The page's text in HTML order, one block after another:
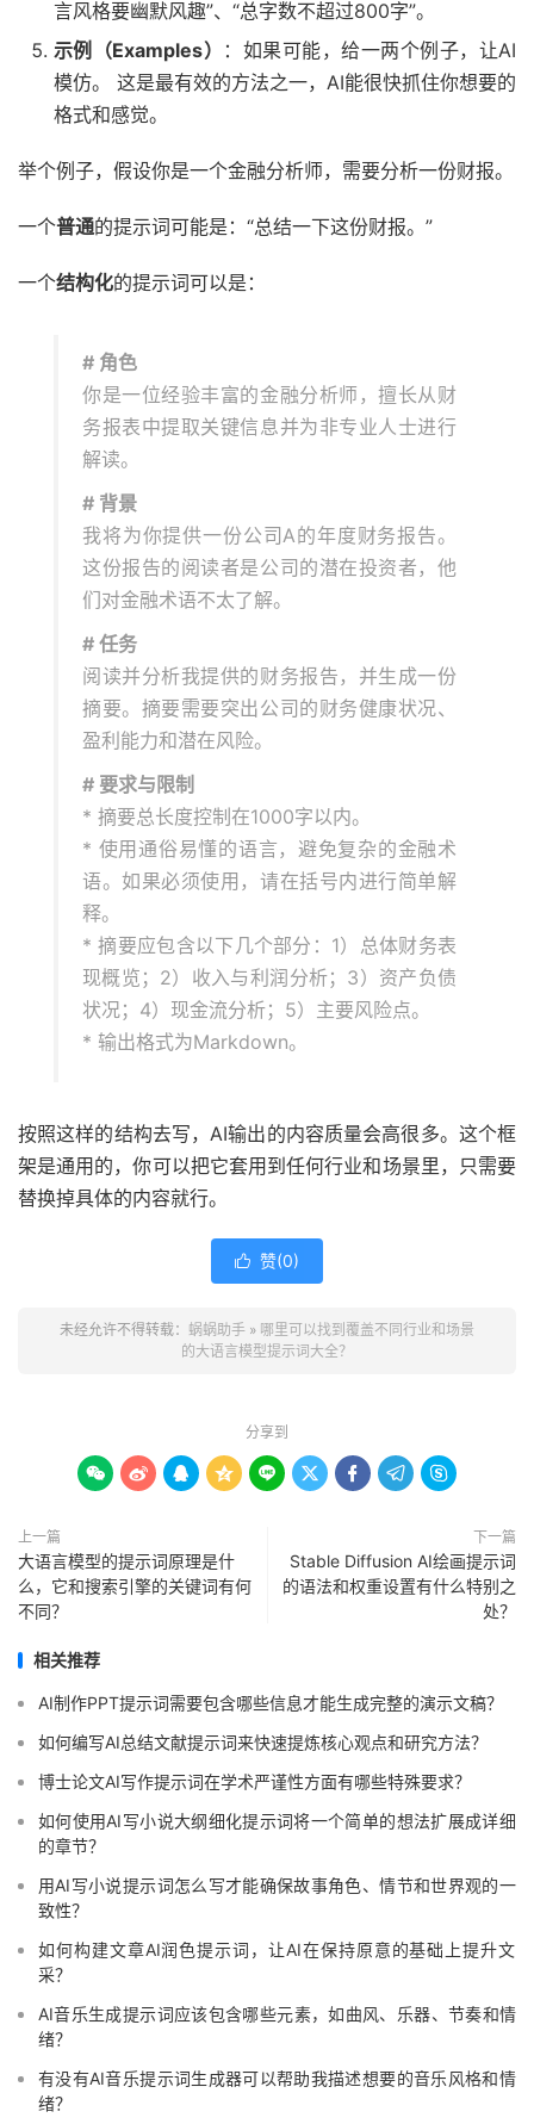
言风格要幽默风趣”、“总字数不超过800字”。
示例（Examples）
：如果可能，给一两个例子，让AI
模仿。 这是最有效的方法之一，AI能很快抓住你想要的
格式和感觉。
举个例子，假设你是一个金融分析师，需要分析一份财报。
一个普通的提示词可能是：“总结一下这份财报。”
一个结构化的提示词可以是：
# 角色
你是一位经验丰富的金融分析师，擅长从财
务报表中提取关键信息并为非专业人士进行
解读。
# 背景
我将为你提供一份公司A的年度财务报告。
这份报告的阅读者是公司的潜在投资者，他
们对金融术语不太了解。
# 任务
阅读并分析我提供的财务报告，并生成一份
摘要。摘要需要突出公司的财务健康状况、
盈利能力和潜在风险。
# 要求与限制
* 摘要总长度控制在1000字以内。
* 使用通俗易懂的语言，避免复杂的金融术
语。如果必须使用，请在括号内进行简单解
释。
* 摘要应包含以下几个部分：1）总体财务表
现概览；2）收入与利润分析；3）资产负债
状况；4）现金流分析；5）主要风险点。
* 输出格式为Markdown。
按照这样的结构去写，AI输出的内容质量会高很多。这个框
架是通用的，你可以把它套用到任何行业和场景里，只需要
替换掉具体的内容就行。
 赞(0)
未经允许不得转载： 蜗蜗助手 » 哪里可以找到覆盖不同行业和场景
的大语言模型提示词大全？
分享到
        
上一篇
大语言模型的提示词原理是什
么，它和搜索引擎的关键词有何
不同？
下一篇
Stable Diffusion AI绘画提示词
的语法和权重设置有什么特别之
处？
相关推荐
AI制作PPT提示词需要包含哪些信息才能生成完整的演示文稿？
如何编写AI总结文献提示词来快速提炼核心观点和研究方法？
博士论文AI写作提示词在学术严谨性方面有哪些特殊要求？
如何使用AI写小说大纲细化提示词将一个简单的想法扩展成详细
的章节？
用AI写小说提示词怎么写才能确保故事角色、情节和世界观的一
致性？
如何构建文章AI润色提示词，让AI在保持原意的基础上提升文
采？
AI音乐生成提示词应该包含哪些元素，如曲风、乐器、节奏和情
绪？
有没有AI音乐提示词生成器可以帮助我描述想要的音乐风格和情
绪？